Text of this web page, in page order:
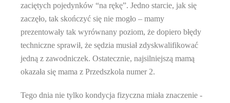
zaciętych pojedynków “na rękę”. Jedno starcie, jak się
zaczęło, tak skończyć się nie mogło – mamy
prezentowały tak wyrównany poziom, że dopiero błędy
techniczne sprawił, że sędzia musiał zdyskwalifikować
jedną z zawodniczek. Ostatecznie, najsilniejszą mamą
okazała się mama z Przedszkola numer 2.
Tego dnia nie tylko kondycja fizyczna miała znaczenie -